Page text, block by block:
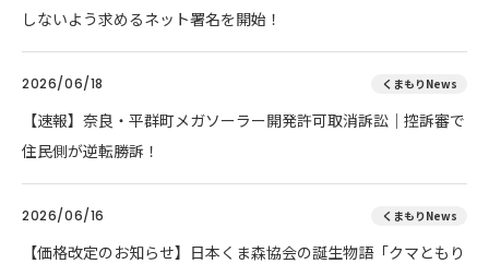
しないよう求めるネット署名を開始！
2026/06/18 くまもりNews
【速報】奈良・平群町メガソーラー開発許可取消訴訟｜控訴審で
住民側が逆転勝訴！
2026/06/16 くまもりNews
【価格改定のお知らせ】日本くま森協会の誕生物語「クマともり